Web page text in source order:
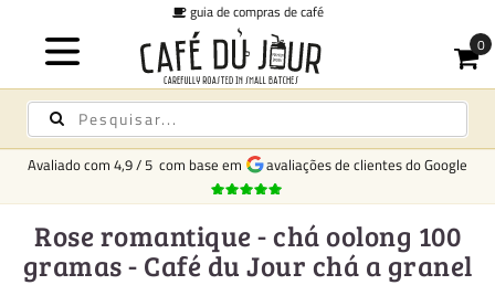
guia de compras de café
Avaliado com 4,9/5 com base em avaliações de clientes do Google
Rose romantique - chá oolong 100
gramas - Café du Jour chá a granel